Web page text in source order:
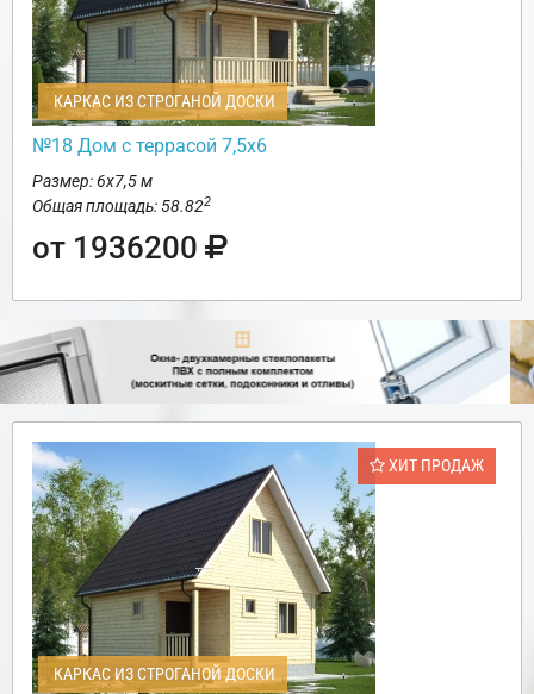
КАРКАС ИЗ СТРОГАНОЙ ДОСКИ
№18 Дом с террасой 7,5х6
Размер: 6х7,5 м
Общая площадь: 58.822
от 1936200
ХИТ ПРОДАЖ
КАРКАС ИЗ СТРОГАНОЙ ДОСКИ